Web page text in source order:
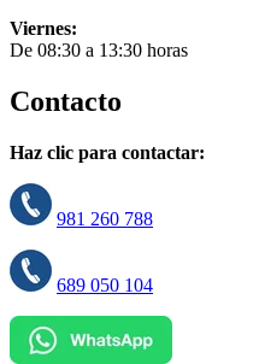
Viernes:
De 08:30 a 13:30 horas
Contacto
Haz clic para contactar:
981 260 788
689 050 104